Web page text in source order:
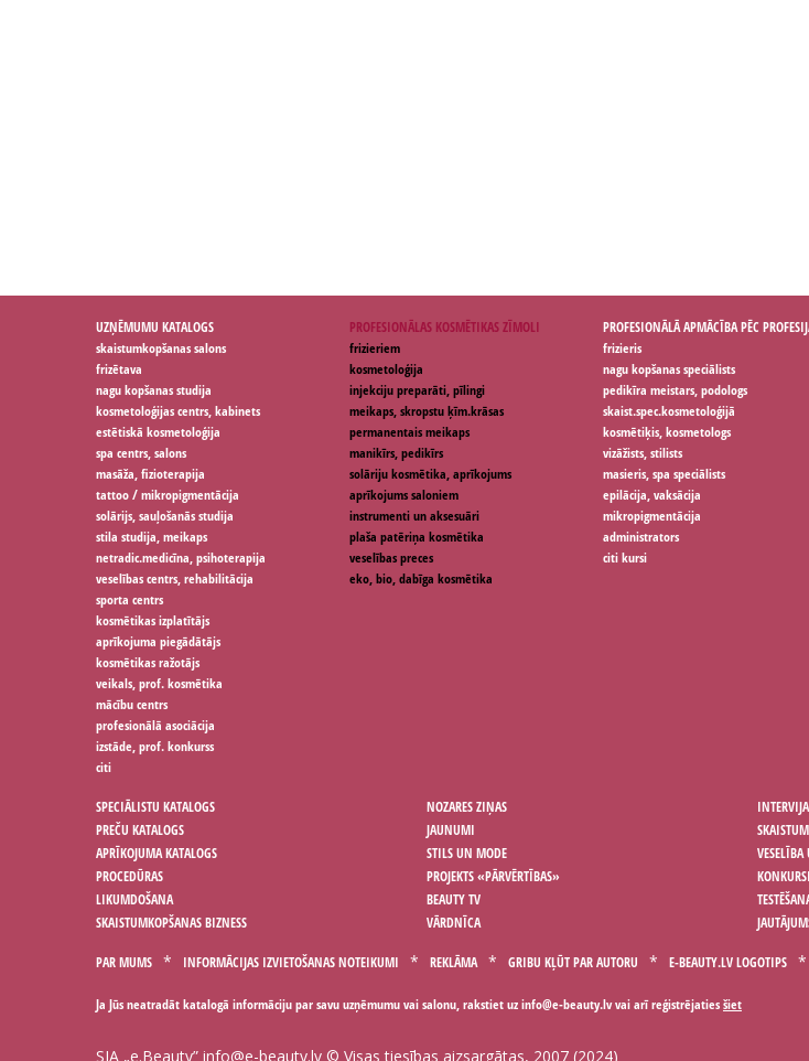
UZŅĒMUMU KATALOGS
skaistumkopšanas salons
frizētava
nagu kopšanas studija
kosmetoloģijas centrs, kabinets
estētiskā kosmetoloģija
spa centrs, salons
masāža, fizioterapija
tattoo / mikropigmentācija
solārijs, sauļošanās studija
stila studija, meikaps
netradic.medicīna, psihoterapija
veselības centrs, rehabilitācija
sporta centrs
kosmētikas izplatītājs
aprīkojuma piegādātājs
kosmētikas ražotājs
veikals, prof. kosmētika
mācību centrs
profesionālā asociācija
izstāde, prof. konkurss
citi
PROFESIONĀLAS KOSMĒTIKAS ZĪMOLI
frizieriem
kosmetoloģija
injekciju preparāti, pīlingi
meikaps, skropstu ķīm.krāsas
permanentais meikaps
manikīrs, pedikīrs
solāriju kosmētika, aprīkojums
aprīkojums saloniem
instrumenti un aksesuāri
plaša patēriņa kosmētika
veselības preces
eko, bio, dabīga kosmētika
PROFESIONĀLĀ APMĀCĪBA PĒC
frizieris
nagu kopšanas speciālists
pedikīra meistars, podologs
skaist.spec.kosmetoloģijā
kosmētiķis, kosmetologs
vizāžists, stilists
masieris, spa speciālists
epilācija, vaksācija
mikropigmentācija
administrators
citi kursi
SPECIĀLISTU KATALOGS
PREČU KATALOGS
APRĪKOJUMA KATALOGS
PROCEDŪRAS
LIKUMDOŠANA
SKAISTUMKOPŠANAS BIZNESS
NOZARES ZIŅAS
JAUNUMI
STILS UN MODE
PROJEKTS «PĀRVĒRTĪBAS»
BEAUTY TV
VĀRDNĪCA
KONKURSI
PAR MUMS INFORMĀCIJAS IZVIETOŠANAS NOTEIKUMI REKLĀMA GRIBU KĻŪT PAR AUTORU E-BEAUTY.LV LOGOTIPS
Ja Jūs neatradāt katalogā informāciju par savu uzņēmumu vai salonu, rakstiet uz vai arī reģistrējatiesšiet
SIA „e.Beauty” info@e-beauty.lv © Visas tiesības aizsargātas, 2007 (2024)